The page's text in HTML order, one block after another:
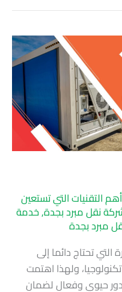
أهم التقنيات التي تستعين
نقل مبرد بجدة,خدمة
مبرد بجدة
تحتاج دائما إلى
ولهذا اهتمت
حيوي وفعال لضمان